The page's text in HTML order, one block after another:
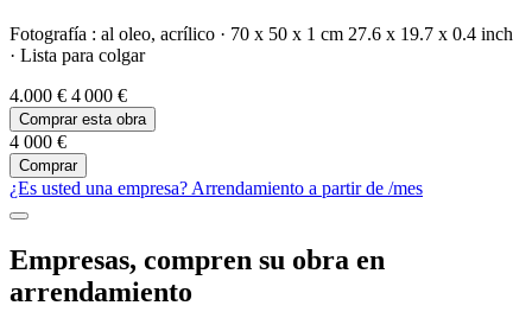
Fotografía : al oleo, acrílico · 70 x 50 x 1 cm 27.6 x 19.7 x 0.4 inch
· Lista para colgar
4.000 € 4 000 €
Comprar esta obra
4 000 €
Comprar
¿Es usted una empresa? Arrendamiento a partir de /mes
Empresas, compren su obra en
arrendamiento